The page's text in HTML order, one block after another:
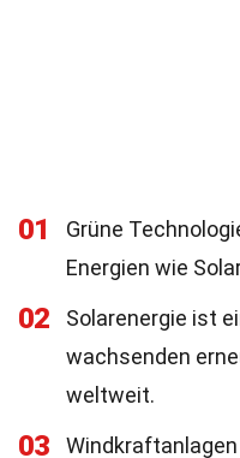
01
Grüne
Energien wie
02
Solarenergie ist
wachsenden
weltweit.
03